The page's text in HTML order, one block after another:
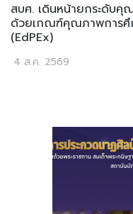
สบศ. เดินหน้ายกระดับ
ด้วยเกณฑ์คุณภาพการศึก
(EdPEx)
4 ส.ค. 2569